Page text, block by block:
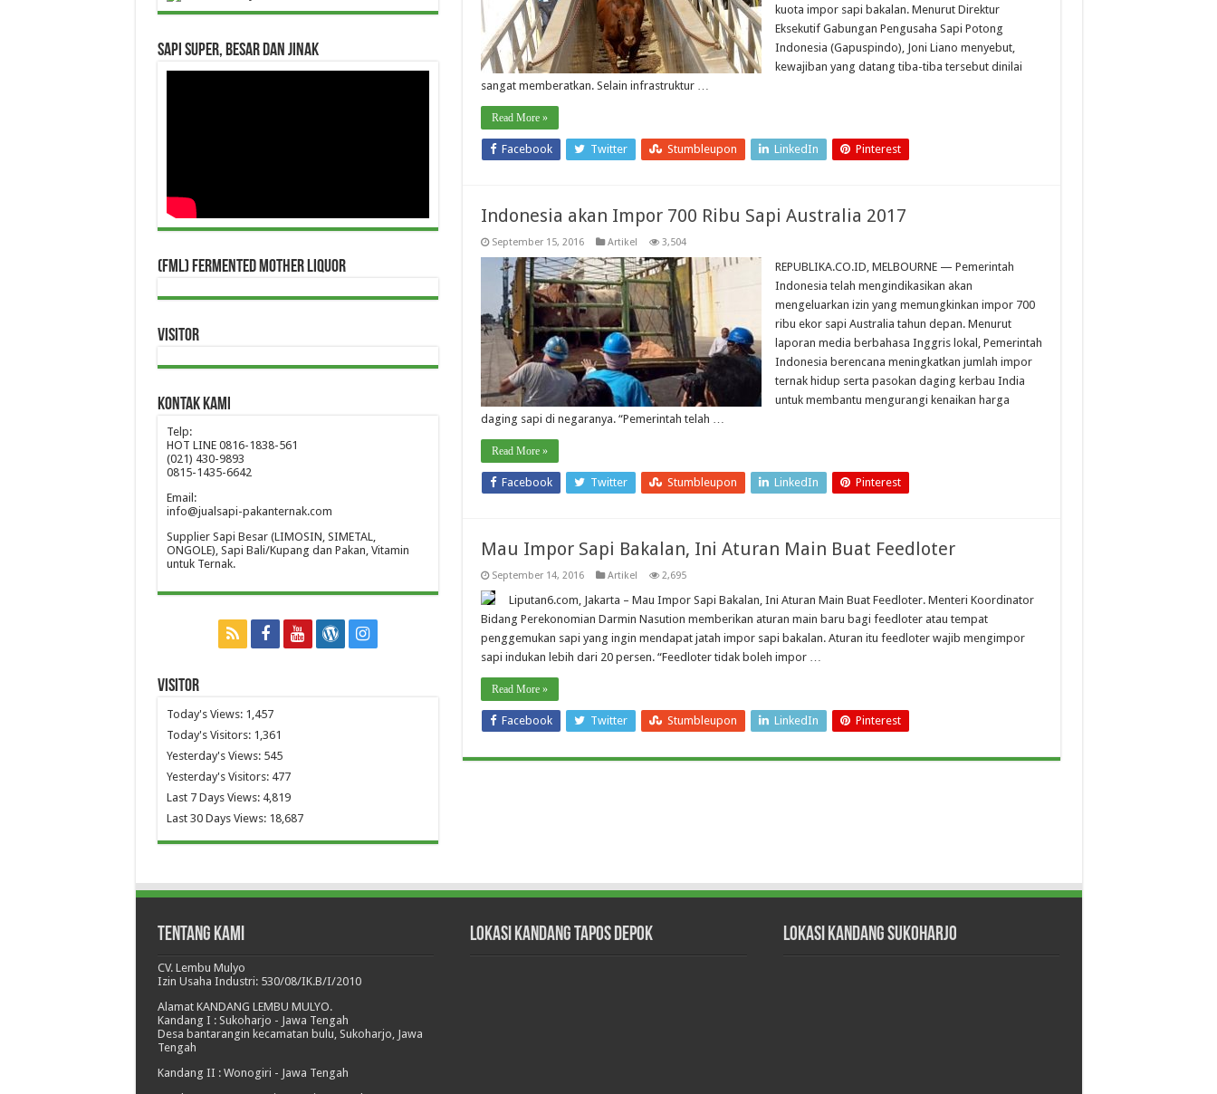
kuota impor sapi bakalan. Menurut Direktur
Eksekutif Gabungan Pengusaha Sapi Potong
Indonesia (Gapuspindo), Joni Liano menyebut,
kewajiban yang datang tiba-tiba tersebut dinilai
sangat memberatkan. Selain infrastruktur …
Read More »
Facebook Twitter Stumbleupon LinkedIn Pinterest
Indonesia akan Impor 700 Ribu Sapi Australia 2017
September 15, 2016 Artikel 3,504
REPUBLIKA.CO.ID, MELBOURNE — Pemerintah
Indonesia telah mengindikasikan akan
mengeluarkan izin yang memungkinkan impor 700
ribu ekor sapi Australia tahun depan. Menurut
laporan media berbahasa Inggris lokal, Pemerintah
Indonesia berencana meningkatkan jumlah impor
ternak hidup serta pasokan daging kerbau India
untuk membantu mengurangi kenaikan harga
daging sapi di negaranya. “Pemerintah telah …
Read More »
Facebook Twitter Stumbleupon LinkedIn Pinterest
Mau Impor Sapi Bakalan, Ini Aturan Main Buat Feedloter
September 14, 2016 Artikel 2,695
Liputan6.com, Jakarta – Mau Impor Sapi Bakalan, Ini Aturan Main Buat Feedloter. Menteri Koordinator
Bidang Perekonomian Darmin Nasution memberikan aturan main baru bagi feedloter atau tempat
penggemukan sapi yang ingin mendapat jatah impor sapi bakalan. Aturan itu feedloter wajib mengimpor
sapi indukan lebih dari 20 persen. “Feedloter tidak boleh impor …
Read More »
Facebook Twitter Stumbleupon LinkedIn Pinterest
Sapi Super, Besar dan Jinak
(FML) Fermented Mother Liquor
Visitor
Kontak Kami
Telp:
HOT LINE 0816-1838-561
(021) 430-9893
0815-1435-6642
Email:
info@jualsapi-pakanternak.com
Supplier Sapi Besar (LIMOSIN, SIMETAL,
ONGOLE), Sapi Bali/Kupang dan Pakan, Vitamin
untuk Ternak.
Visitor
Today's Views: 1,457
Today's Visitors: 1,361
Yesterday's Views: 545
Yesterday's Visitors: 477
Last 7 Days Views: 4,819
Last 30 Days Views: 18,687
Tentang Kami
CV. Lembu Mulyo
Izin Usaha Industri: 530/08/IK.B/I/2010
Alamat KANDANG LEMBU MULYO.
Kandang I : Sukoharjo - Jawa Tengah
Desa bantarangin kecamatan bulu, Sukoharjo, Jawa
Tengah
Kandang II : Wonogiri - Jawa Tengah
Lokasi Kandang Tapos Depok Lokasi Kandang Sukoharjo